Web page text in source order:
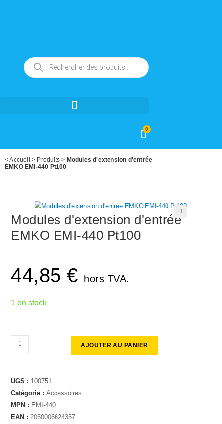
0
<Accueil > Produits > Modules d'extension d'entrée
EMKO EMI-440 Pt100
🔍
Modules d'extension d'entrée
EMKO EMI-440 Pt100
44,85€ hors TVA.
1 en stock
AJOUTER AU PANIER
UGS : 100751
Catégorie :Accessoires
MPN : EMI-440
EAN : 2050006624357